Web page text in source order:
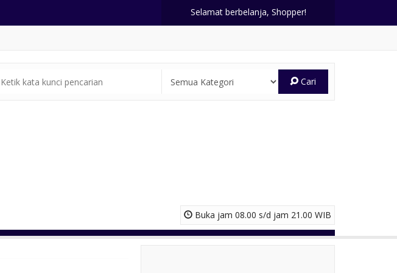
Selamat berbelanja, Shopper!
Cari
Buka jam 08.00 s/d jam 21.00 WIB